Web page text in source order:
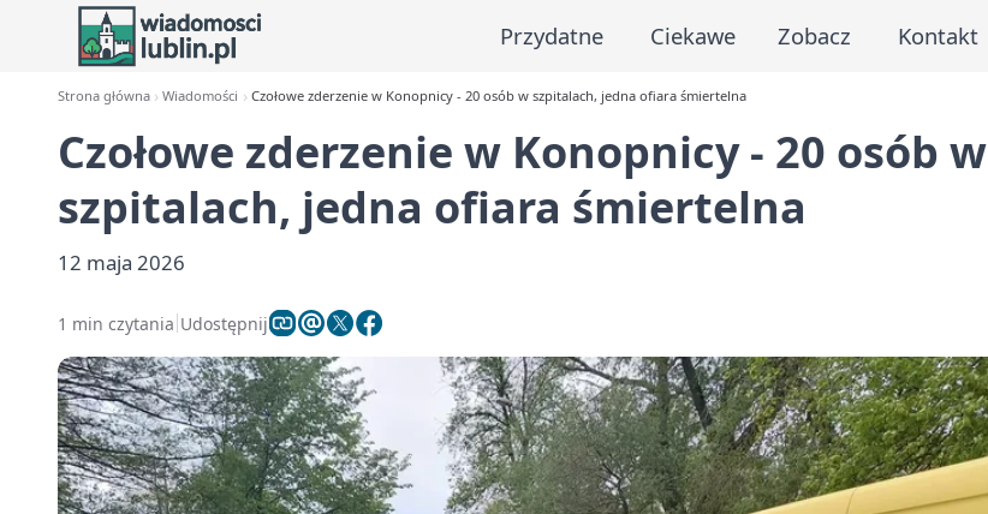
Przydatne Ciekawe Zobacz Kontakt
Strona główna Wiadomości Czołowe zderzenie w Konopnicy - 20 osób w szpitalach, jedna ofiara śmiertelna
Czołowe zderzenie w Konopnicy - 20 osób w
szpitalach, jedna ofiara śmiertelna
12 maja 2026
1 min czytania Udostępnij